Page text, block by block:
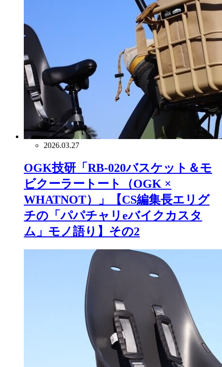
2026.03.27
OGK技研「RB-020バスケット＆モ
ビクーラートート（OGK ×
WHATNOT）」【CS編集長エリグ
チの「パパチャリeバイクカスタ
ム」モノ語り】その2